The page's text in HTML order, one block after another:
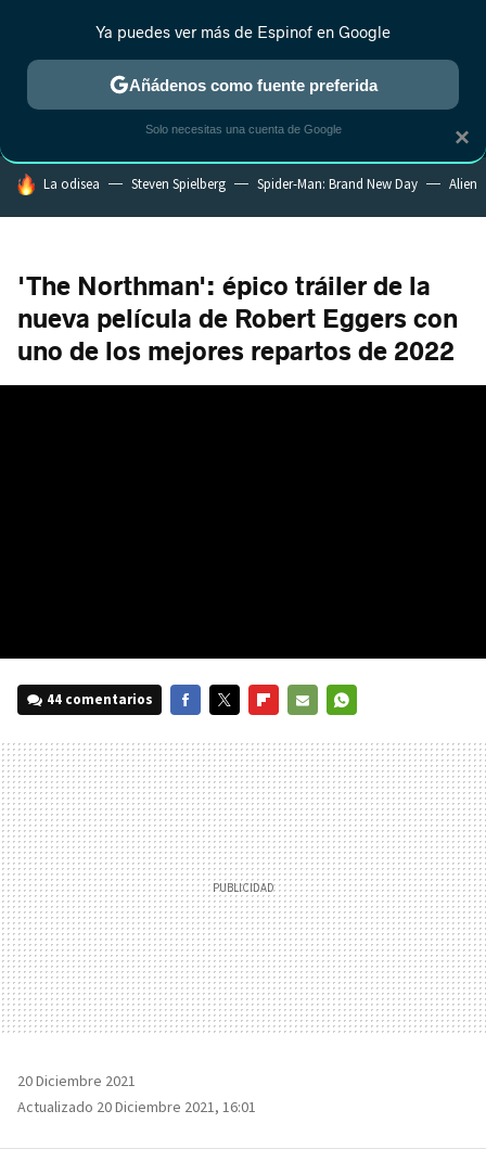
MENÚ NUEVO
ESTRENOS REALITY ANIME RANKINGS CINE
HOY SE HABLA DE
La odisea Steven Spielberg Spider-Man: Brand New Day Alien
'The Northman': épico tráiler de la
nueva película de Robert Eggers con
uno de los mejores repartos de 2022
44 comentarios
MAIL
20 Diciembre 2021
Actualizado 20 Diciembre 2021, 16:01
×
Ya puedes ver más de Espinof en Google
Añádenos como fuente preferida
Solo necesitas una cuenta de Google